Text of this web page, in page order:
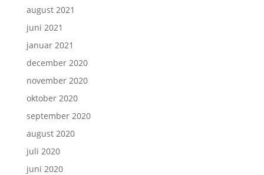
august 2021
juni 2021
januar 2021
december 2020
november 2020
oktober 2020
september 2020
august 2020
juli 2020
juni 2020